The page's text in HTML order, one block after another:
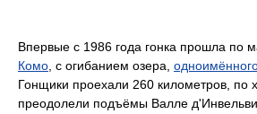
Впервые с 1986 года гонка прошла по
Комо , с огибанием озера,
Гонщики проехали 260 километров, по
преодолели подъёмы Валле